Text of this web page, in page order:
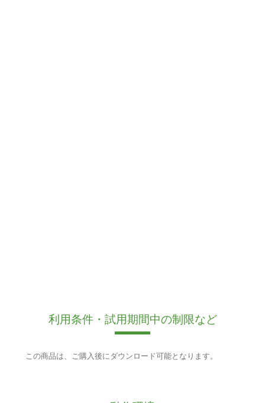
利用条件・試用期間中の制限など
この商品は、ご購入後にダウンロード可能となります。